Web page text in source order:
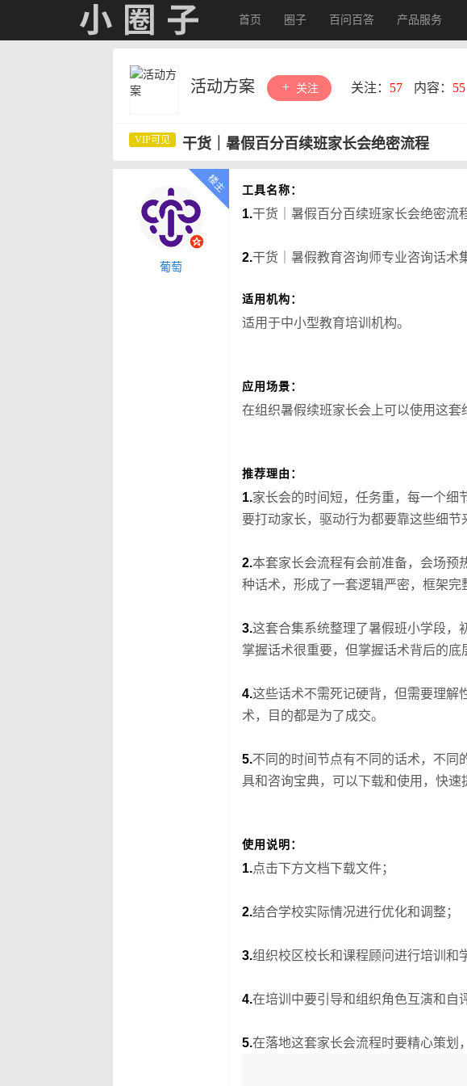
首页 圈子 百问百答 产品服务
活动方案 关注 关注： 57 内容： 55
干货｜暑假百分百续班家长会绝密流程
葡萄
工具名称：
1.干货｜暑假百分百续班家长会绝密流
2.干货｜暑假教育咨询师专业咨询话术
适用机构：
适用于中小型教育培训机构。
应用场景：
在组织暑假续班家长会上可以使用这套
推荐理由：
1.家长会的时间短，任务重，每一个细
要打动家长，驱动行为都要靠这些细节
2.本套家长会流程有会前准备，会场预
种话术，形成了一套逻辑严密，框架完
3.这套合集系统整理了暑假班小学段，
掌握话术很重要，但掌握话术背后的底
4.这些话术不需死记硬背，但需要理解
术，目的都是为了成交。
5.不同的时间节点有不同的话术，不同
具和咨询宝典，可以下载和使用，快速
使用说明：
1.点击下方文档下载文件；
2.结合学校实际情况进行优化和调整；
3.组织校区校长和课程顾问进行培训和
4.在培训中要引导和组织角色互演和自
5.在落地这套家长会流程时要精心策划